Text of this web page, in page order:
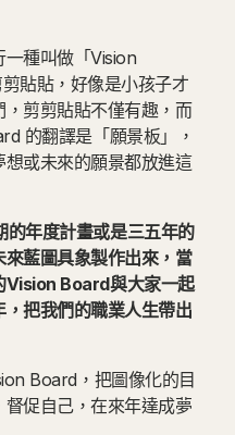
一種叫做「Vision
貼貼，好像是小孩子才
剪剪貼貼不僅有趣，而
的翻譯是「願景板」，
或未來的願景都放進這
年度計畫或是三五年的
藍圖具象製作出來，當
Vision Board與大家一起
把我們的職業人生帶出
Board，把圖像化的目
促自己，在來年達成夢